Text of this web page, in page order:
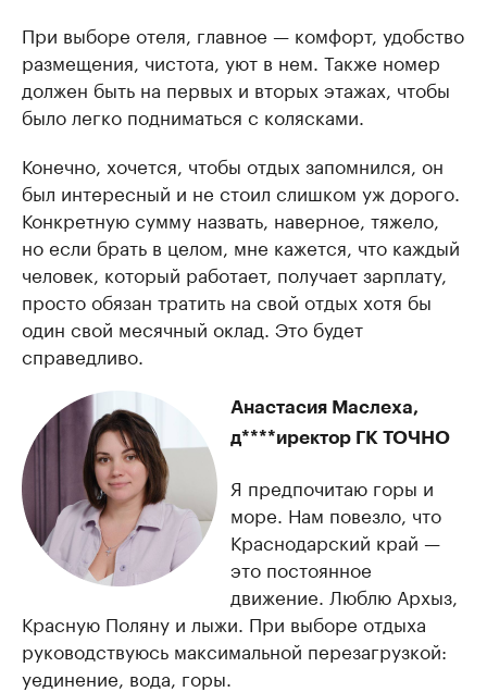
При выборе отеля, главное — комфорт, удобство
размещения, чистота, уют в нем. Также номер
должен быть на первых и вторых этажах, чтобы
было легко подниматься с колясками.
Конечно, хочется, чтобы отдых запомнился, он
был интересный и не стоил слишком уж дорого.
Конкретную сумму назвать, наверное, тяжело,
но если брать в целом, мне кажется, что каждый
человек, который работает, получает зарплату,
просто обязан тратить на свой отдых хотя бы
один свой месячный оклад. Это будет
справедливо.
Анастасия Маслеха,
д****иректор ГК ТОЧНО
Я предпочитаю горы и
море. Нам повезло, что
Краснодарский край —
это постоянное
движение. Люблю Архыз,
Красную Поляну и лыжи. При выборе отдыха
руководствуюсь максимальной перезагрузкой:
уединение, вода, горы.